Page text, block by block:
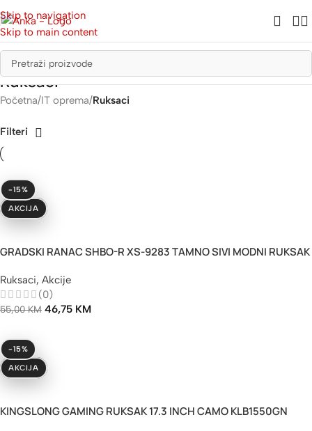
Skip to navigation
Skip to main content
Ruksaci
Početna/IT oprema/Ruksaci
Filteri
-15%
AKCIJA
GRADSKI RANAC SHBO-R XS-9283 TAMNO SIVI MODNI RUKSAK
Ruksaci, Akcije
(0)
55,00KM 46,75 KM
-15%
AKCIJA
KINGSLONG GAMING RUKSAK 17.3 INCH CAMO KLB1550GN